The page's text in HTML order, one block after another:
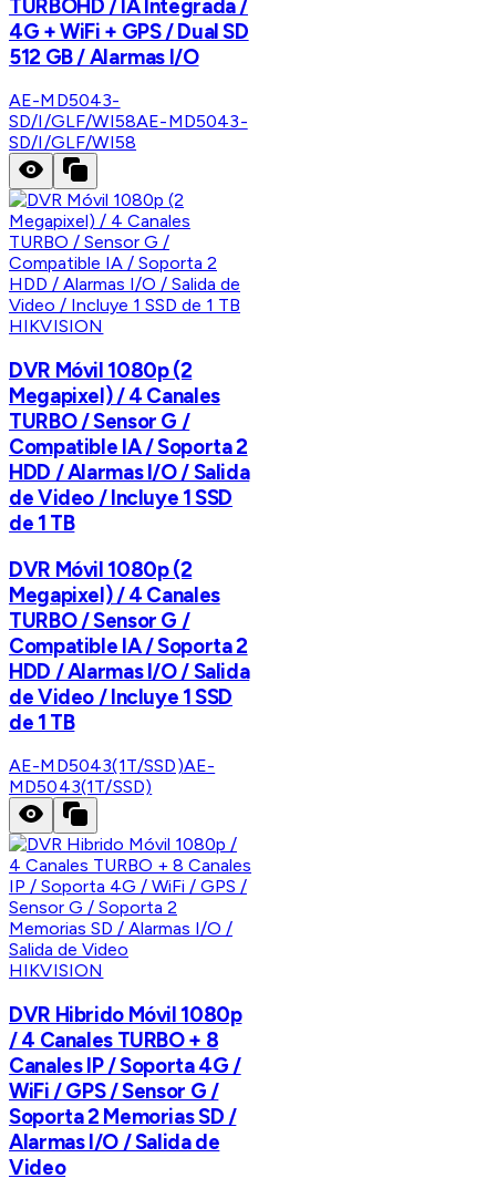
TURBOHD / IA Integrada /
4G + WiFi + GPS / Dual SD
512 GB / Alarmas I/O
AE-MD5043-
SD/I/GLF/WI58AE-MD5043-
SD/I/GLF/WI58
HIKVISION
DVR Móvil 1080p (2
Megapixel) / 4 Canales
TURBO / Sensor G /
Compatible IA / Soporta 2
HDD / Alarmas I/O / Salida
de Video / Incluye 1 SSD
de 1 TB
DVR Móvil 1080p (2
Megapixel) / 4 Canales
TURBO / Sensor G /
Compatible IA / Soporta 2
HDD / Alarmas I/O / Salida
de Video / Incluye 1 SSD
de 1 TB
AE-MD5043(1T/SSD)AE-
MD5043(1T/SSD)
HIKVISION
DVR Hibrido Móvil 1080p
/ 4 Canales TURBO + 8
Canales IP / Soporta 4G /
WiFi / GPS / Sensor G /
Soporta 2 Memorias SD /
Alarmas I/O / Salida de
Video